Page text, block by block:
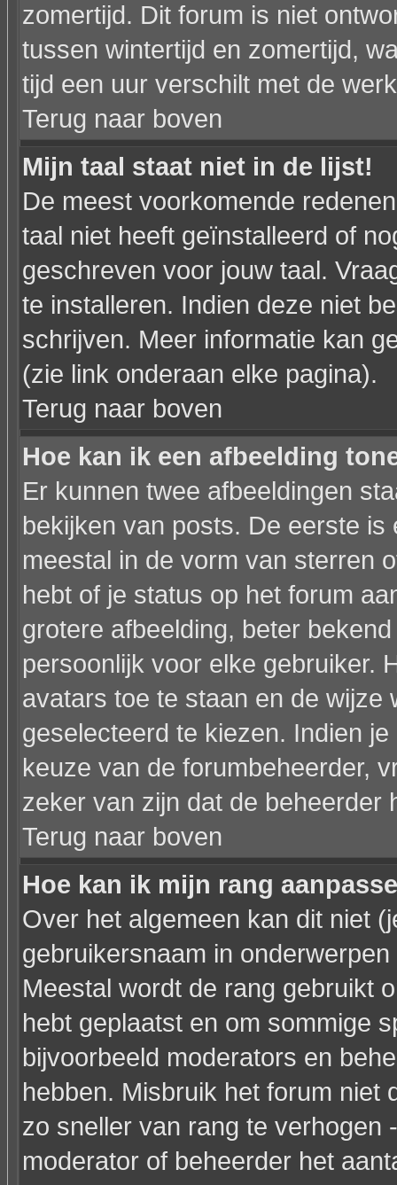
zomertijd. Dit forum is niet
tussen wintertijd en zomertijd,
tijd een uur verschilt met de
Terug naar boven
Mijn taal staat niet in de lijst!
De meest voorkomende
taal niet heeft geïnstalleerd of
geschreven voor jouw taal.
te installeren. Indien deze niet
schrijven. Meer informatie kan
(zie link onderaan elke pagina).
Terug naar boven
Hoe kan ik een afbeelding
Er kunnen twee afbeeldingen
bekijken van posts. De eerste
meestal in de vorm van sterren
hebt of je status op het forum
grotere afbeelding, beter
persoonlijk voor elke gebruiker.
avatars toe te staan en de
geselecteerd te kiezen. Indien
keuze van de forumbeheerder,
zeker van zijn dat de beheerder
Terug naar boven
Hoe kan ik mijn rang
Over het algemeen kan dit niet
gebruikersnaam in
Meestal wordt de rang gebruikt
hebt geplaatst en om sommige
bijvoorbeeld moderators en
hebben. Misbruik het forum niet
zo sneller van rang te verhogen
moderator of beheerder het